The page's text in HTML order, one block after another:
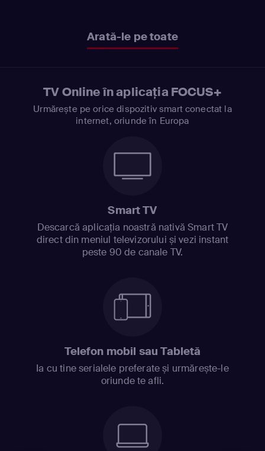
Arată-le pe toate
TV Online în aplicația FOCUS+
Urmărește pe orice dispozitiv smart conectat la
internet, oriunde în Europa
Smart TV
Descarcă aplicația noastră nativă Smart TV
direct din meniul televizorului și vezi instant
peste 90 de canale TV.
Telefon mobil sau Tabletă
Ia cu tine serialele preferate și urmărește-le
oriunde te afli.